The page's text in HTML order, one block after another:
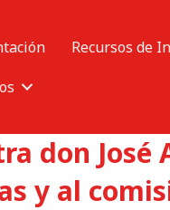
Recursos de
don
y al